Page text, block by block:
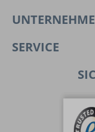
SERVICE